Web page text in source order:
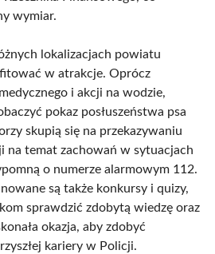
wymiar.
lokalizacjach powiatu
w atrakcje. Oprócz
i akcji na wodzie,
pokaz posłuszeństwa psa
skupią się na przekazywaniu
na temat zachowań w sytuacjach
o numerze alarmowym 112.
są także konkursy i quizy,
sprawdzić zdobytą wiedzę oraz
okazja, aby zdobyć
kariery w Policji.